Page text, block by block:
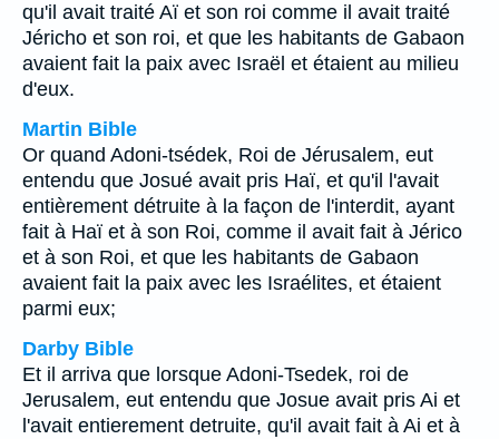
qu'il avait traité Aï et son roi comme il avait traité
Jéricho et son roi, et que les habitants de Gabaon
avaient fait la paix avec Israël et étaient au milieu
d'eux.
Martin Bible
Or quand Adoni-tsédek, Roi de Jérusalem, eut
entendu que Josué avait pris Haï, et qu'il l'avait
entièrement détruite à la façon de l'interdit, ayant
fait à Haï et à son Roi, comme il avait fait à Jérico
et à son Roi, et que les habitants de Gabaon
avaient fait la paix avec les Israélites, et étaient
parmi eux;
Darby Bible
Et il arriva que lorsque Adoni-Tsedek, roi de
Jerusalem, eut entendu que Josue avait pris Ai et
l'avait entierement detruite, qu'il avait fait à Ai et à